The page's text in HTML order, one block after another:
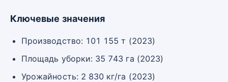
Ключевые значения
Производство: 101 155 т (2023)
Площадь уборки: 35 743 га (2023)
Урожайность: 2 830 кг/га (2023)